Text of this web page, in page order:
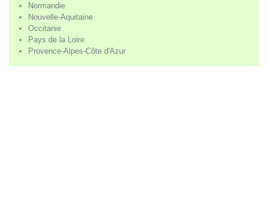
Normandie
Nouvelle-Aquitaine
Occitanie
Pays de la Loire
Provence-Alpes-Côte d'Azur